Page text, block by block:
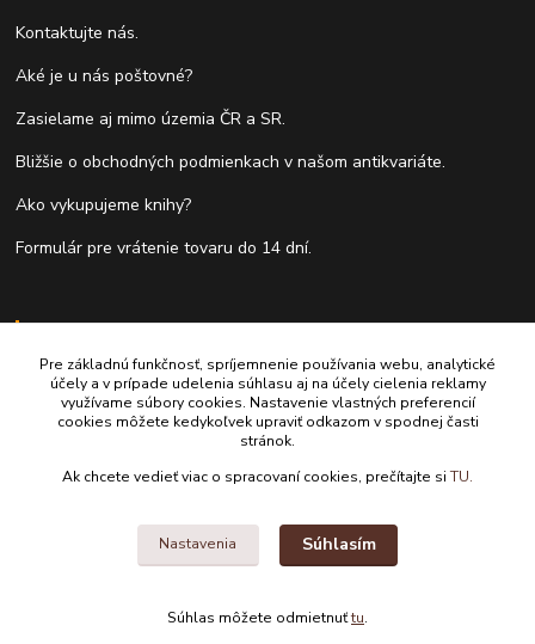
Kontaktujte nás.
Aké je u nás poštovné?
Zasielame aj mimo územia ČR a SR.
Bližšie o obchodných podmienkach v našom antikvariáte.
Ako vykupujeme knihy?
Formulár pre vrátenie tovaru do 14 dní.
Kontakty
Antikvariát Antikvýchod
Pre základnú funkčnosť, spríjemnenie používania webu, analytické
účely a v prípade udelenia súhlasu aj na účely cielenia reklamy
využívame súbory cookies. Nastavenie vlastných preferencií
cookies môžete kedykoľvek upraviť odkazom v spodnej časti
stránok.
Ak chcete vedieť viac o spracovaní cookies, prečítajte siTU.
Nastavenia Súhlasím
Súhlas môžete odmietnuťtu.